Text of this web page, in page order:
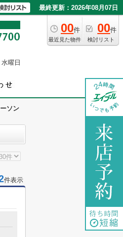
最終更新：2026年08月07日
00件
最近見た物件
00件
検討リスト
曜日
ソン
件表示